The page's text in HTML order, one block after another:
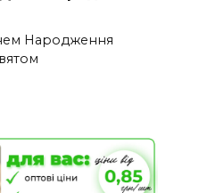
Народження